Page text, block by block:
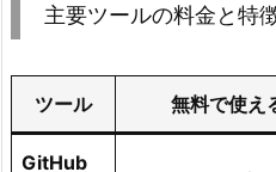
ツ
料
主要ツールの料金と特
ツール 無料で使え
GitHub